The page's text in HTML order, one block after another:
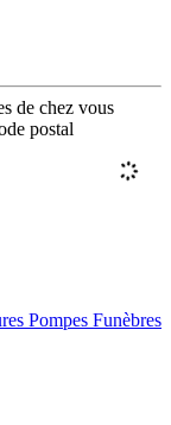
de chez vous
postal
Pompes Funèbres